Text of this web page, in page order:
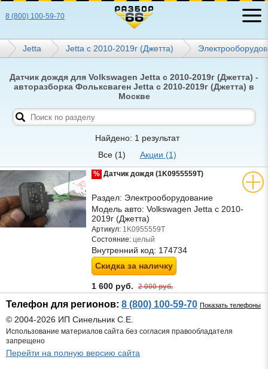
8 (800) 100-59-70
Jetta Jetta с 2010-2019г (Джетта)
Датчик дождя для Volkswagen Jetta с 2010-2019г (Джетта) -
авторазборка Фольксваген Jetta с 2010-2019г (Джетта) в
Москве
Найдено: 1 результат
Все (1) Акции (1)
% Датчик дождя (1K0955559T)
Раздел: Электрооборудование
Модель авто: Volkswagen Jetta с 2010-
2019г (Джетта)
Артикул: 1K0955559T
Состояние: целый
Внутренний код: 174734
Скидка за наличку
1 600 руб. 2 000 руб.
Телефон для регионов: 8 (800) 100-59-70 Показать телефоны
© 2004-2026 ИП Синельник С.Е.
Использование материалов сайта без согласия правообладателя
запрещено
Перейти на полную версию сайта